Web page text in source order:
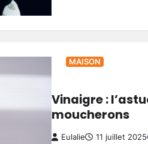
MAISON
Vinaigre :
moucherons
Eulalie 11 juillet 2025